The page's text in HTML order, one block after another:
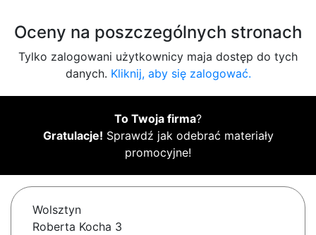
Oceny na poszczególnych stronach
Tylko zalogowani użytkownicy maja dostęp do tych
danych. Kliknij, aby się zalogować.
To Twoja firma?
Gratulacje! Sprawdź jak odebrać materiały
promocyjne!
Wolsztyn
Roberta Kocha 3